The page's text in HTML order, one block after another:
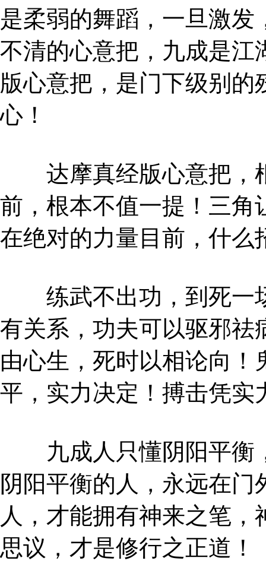
是柔弱的舞蹈，一旦激
不清的心意把，九成是江
版心意把，是门下级别
心！
达摩真经版心意把，
前，根本不值一提！三角
在绝对的力量目前，什么
练武不出功，到死一
有关系，功夫可以驱邪祛
由心生，死时以相论向
平，实力决定！搏击凭实
九成人只懂阴阳平衡
阴阳平衡的人，永远在
人，才能拥有神来之笔
思议，才是修行之正道！